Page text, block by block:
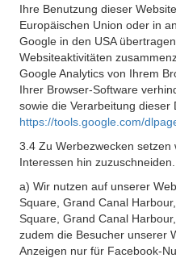
Ihre Benutzung dieser
Europäischen Union oder in
Google in den USA
Websiteaktivitäten
Google Analytics von Ihrem
Ihrer Browser-Software
sowie die Verarbeitung
https://tools.google.com/
3.4 Zu Werbezwecken setzen
Interessen hin
a) Wir nutzen auf unserer
Square, Grand Canal
Square, Grand Canal
zudem die Besucher unserer
Anzeigen nur für Facebook-